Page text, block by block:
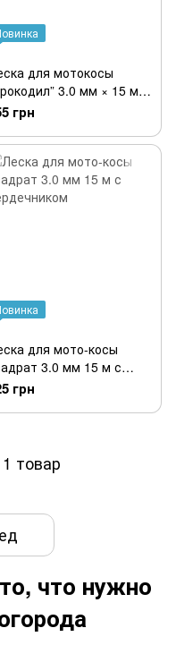
для мотокосы
3.0 мм × 15 м
усиленная
грн
для мото-косы
3.0 мм 15 м с
грн
товар
что нужно